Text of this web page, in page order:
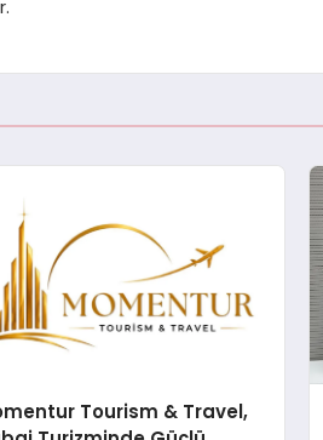
Tourism & Travel,